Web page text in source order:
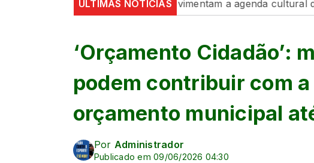
ÚLTIMAS NOTÍCIAS
e exposições movimentam a agenda cultural da semana
‘Orçamento Cidadão’:
podem contribuir com
orçamento municipal
Por Administrador
Publicado em 09/06/2026 04:30